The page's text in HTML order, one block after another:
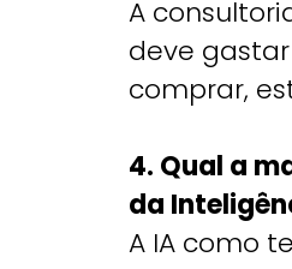
A
deve
comprar,
4. Qual a
da
A IA como